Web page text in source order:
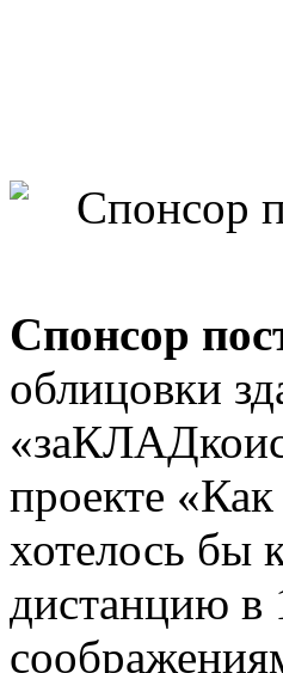
Спонсор
облицовки
проекте
хотелось бы
дистанцию в